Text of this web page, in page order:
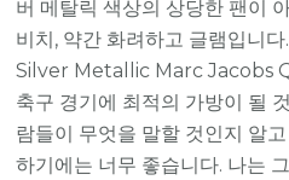
버 메탈릭 색상의 상당한 팬이
비치, 약간 화려하고 글램입니
Silver Metallic Marc Jacobs
축구 경기에 최적의 가방이 될
람들이 무엇을 말할 것인지 알
하기에는 너무 좋습니다. 나는